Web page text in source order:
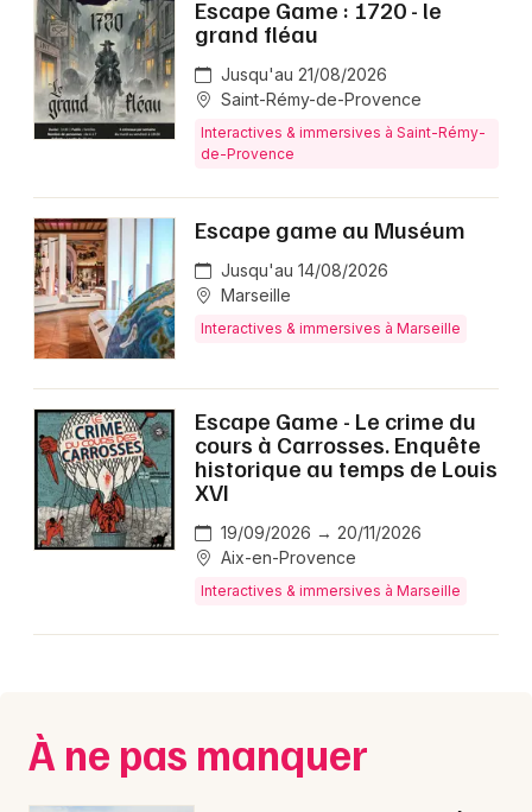
Escape Game : 1720 - le
grand fléau
Jusqu'au 21/08/2026
Saint-Rémy-de-Provence
Interactives & immersives à Saint-Rémy-
de-Provence
Escape game au Muséum
Jusqu'au 14/08/2026
Marseille
Interactives & immersives à Marseille
Escape Game - Le crime du
cours à Carrosses. Enquête
historique au temps de Louis
XVI
19/09/2026 → 20/11/2026
Aix-en-Provence
Interactives & immersives à Marseille
À ne pas manquer